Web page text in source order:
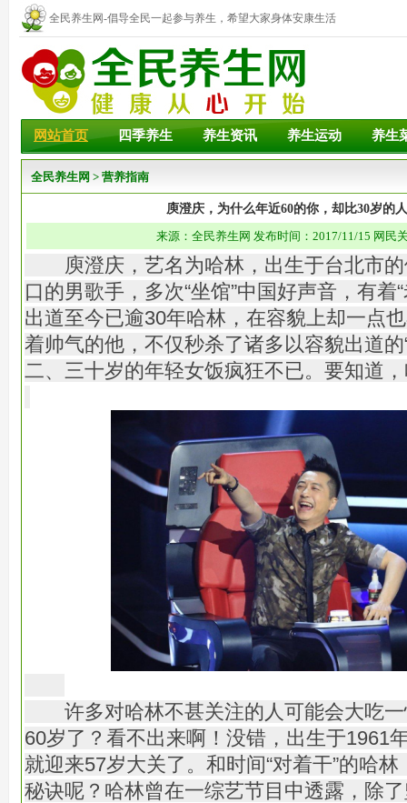
全民养生网-倡导全民一起参与养生，希望大家身体安康生活
幸福！
网站首页 四季养生 养生资讯 养生运动 养生
全民养生网 > 营养指南
庾澄庆，为什么年近60的你，却比30岁的
来源：全民养生网 发布时间：2017/11/15 网民
庾澄庆，艺名为哈林，出生于台北市
口的男歌手，多次“坐馆”中国好声音，有着
出道至今已逾30年哈林，在容貌上却一点
着帅气的他，不仅秒杀了诸多以容貌出道的
二、三十岁的年轻女饭疯狂不已。要知道
许多对哈林不甚关注的人可能会大吃一
60岁了？看不出来啊！没错，出生于1961
就迎来57岁大关了。和时间“对着干”的哈林
秘诀呢？哈林曾在一综艺节目中透露，除